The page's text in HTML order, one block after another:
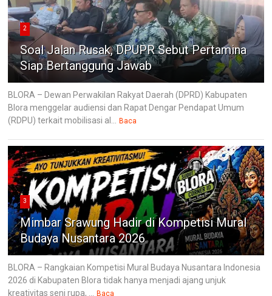
2
Soal Jalan Rusak, DPUPR Sebut Pertamina
Siap Bertanggung Jawab
BLORA – Dewan Perwakilan Rakyat Daerah (DPRD) Kabupaten
Blora menggelar audiensi dan Rapat Dengar Pendapat Umum
(RDPU) terkait mobilisasi al...
Baca
3
Mimbar Srawung Hadir di Kompetisi Mural
Budaya Nusantara 2026
BLORA – Rangkaian Kompetisi Mural Budaya Nusantara Indonesia
2026 di Kabupaten Blora tidak hanya menjadi ajang unjuk
kreativitas seni rupa, ...
Baca